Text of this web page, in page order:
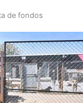
de fondos